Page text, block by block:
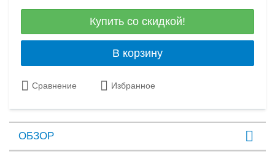
Купить со скидкой!
В корзину
Сравнение Избранное
ОБЗОР